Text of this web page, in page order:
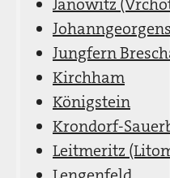
Janowitz
Jungfern
Kirchham
Königstein
Krondorf-
Leitmeritz